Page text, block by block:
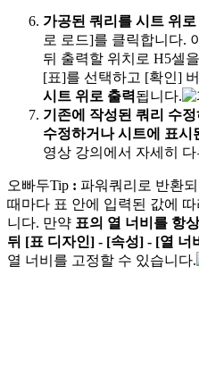
가공된 쿼리를 시트 위로
로 로드]를 클릭합니다.
뒤 출력할 위치로 H5셀
[표]를 선택하고 [확인]
시트 위로 출력됩니다.
기존에 작성된 쿼리 수정
수정하거나 시트에 표시
영상 강의에서 자세히
오빠두Tip : 파워쿼리로 반환
때마다 표 안에 입력된 값에
니다. 만약 표의 열 너비를 항
뒤 [표 디자인] - [속성] - [열 너
열 너비를 고정할 수 있습니다.